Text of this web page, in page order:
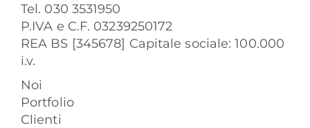
Tel. 030 3531950
P.IVA e C.F. 03239250172
REA BS [345678] Capitale sociale: 100.000
i.v.
Noi
Portfolio
Clienti